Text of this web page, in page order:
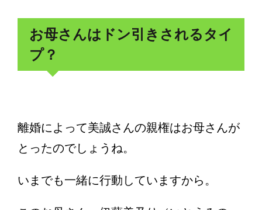
お母さんはドン引きされるタイ
プ？
離婚によって美誠さんの親権はお母さんが
とったのでしょうね。
いまでも一緒に行動していますから。